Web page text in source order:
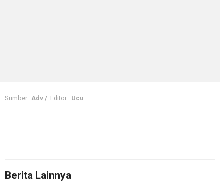
Sumber : Adv / Editor : Ucu
Berita Lainnya